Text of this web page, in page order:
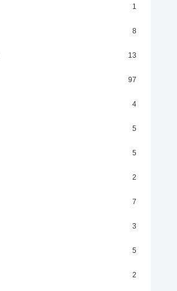
1
8
13
97
4
5
5
2
7
3
5
2